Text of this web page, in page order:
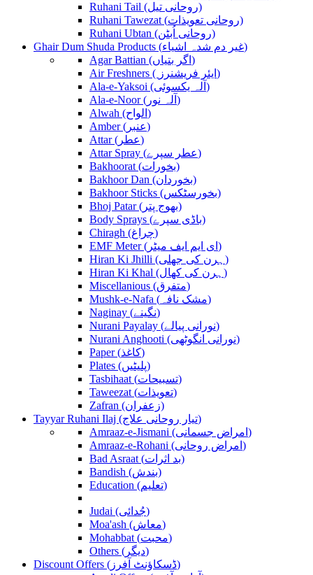
Ruhani Tail (روحانی تیل)
Ruhani Tawezat (روحانی تعویذات)
Ruhani Ubtan (روحانی اُبٹن)
Ghair Dum Shuda Products (غیر دم شدہ اشیاء)
Agar Battian (اگر بتیاں)
Air Freshners ( ایئر فریشنرز)
Ala-e-Yaksoi (آلہ یکسوئی)
Ala-e-Noor (آلہ نور)
Alwah (الواح)
Amber (عنبر)
Attar (عطر)
Attar Spray (عطر سپرے)
Bakhoorat (بخورات)
Bakhoor Dan (بخوردان)
Bakhoor Sticks (بخورسٹکس)
Bhoj Patar (بھوج پتر)
Body Sprays (باڈی سپرے)
Chiragh (چراغ)
EMF Meter (ای ایم ایف میٹر)
Hiran Ki Jhilli (ہرن کی جھلی)
Hiran Ki Khal (ہرن کی کھال)
Miscellanious (متفرق)
Mushk-e-Nafa (مشک نافہ)
Naginay (نگینے)
Nurani Payalay (نورانی پیالے)
Nurani Anghooti (نورانی انگوٹھی)
Paper (کاغذ)
Plates (پلیٹیں)
Tasbihaat (تسبیحات)
Taweezat (تعویذات)
Zafran (زعفران)
Tayyar Ruhani Ilaj (تیار روحانی علاج)
Amraaz-e-Jismani (امراض جسمانی)
Amraaz-e-Rohani (امراض روحانی)
Bad Asraat (بد اثرات)
Bandish (بندش)
Education (تعلیم)
Judai (جُدائی)
Moa'ash (معاش)
Mohabbat (محبت)
Others (دیگر)
Discount Offers (ڈسکاؤنٹ آفرز)